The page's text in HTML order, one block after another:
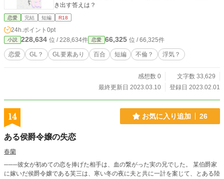
き出す答えは？
恋愛 完結 短編 R18
24h.ポイント 0pt
小説 228,634 位 / 228,634件 恋愛 66,325 位 / 66,325件
恋愛 GL？ GL要素あり 百合 短編 不倫？ 浮気？
感想数 0
文字数 33,629
最終更新日 2023.03.10
登録日 2023.02.01
14 お気に入り追加 26
ある侯爵令嬢の失恋
春蘭
───彼女が初めての恋を捧げた相手は、血の繋がった実の兄でした。 某伯爵家
に嫁いだ侯爵令嬢である芙三は、寒い冬の夜に夫と共に一計を案じて、とある陸